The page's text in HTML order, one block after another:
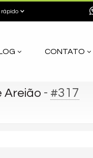
CONTATO
Areião - #317